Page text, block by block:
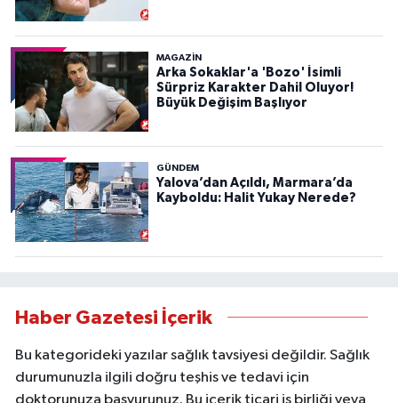
MAGAZİN
Arka Sokaklar'a 'Bozo' İsimli
Sürpriz Karakter Dahil Oluyor!
Büyük Değişim Başlıyor
GÜNDEM
Yalova’dan Açıldı, Marmara’da
Kayboldu: Halit Yukay Nerede?
Haber Gazetesi İçerik
Bu kategorideki yazılar sağlık tavsiyesi değildir. Sağlık
durumunuzla ilgili doğru teşhis ve tedavi için
doktorunuza başvurunuz. Bu içerik ticari iş birliği veya